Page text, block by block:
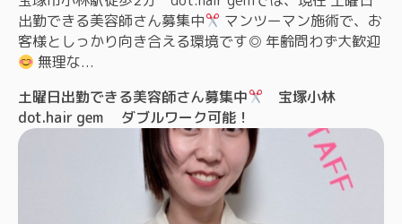
出勤できる美容師さん募集中
マンツーマン施術で、お
客様としっかり向き合える環境です◎ 年齢問わず大歓迎
無理な...
土曜日出勤できる美容師さん募集中
宝塚小林
dot.hair gem ダブルワーク可能！